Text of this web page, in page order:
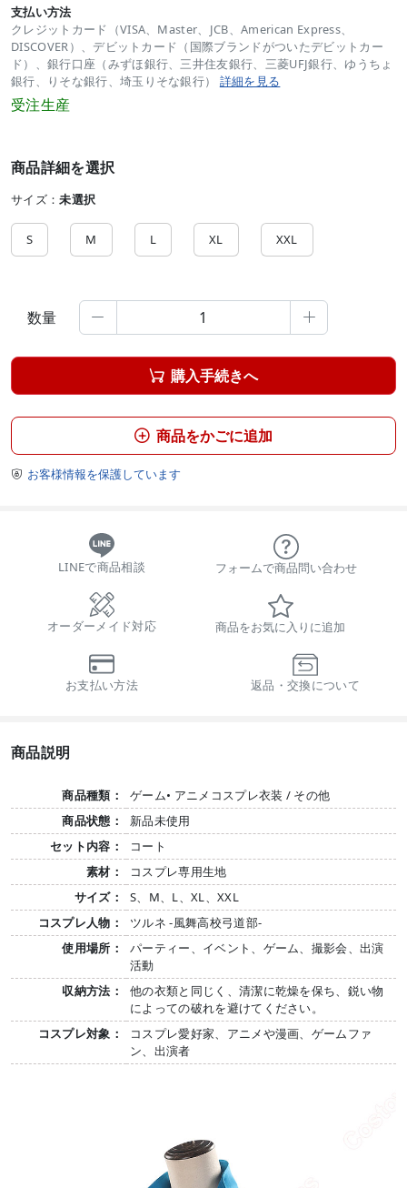
支払い方法
クレジットカード（VISA、Master、JCB、American Express、
DISCOVER）、デビットカード（国際ブランドがついたデビットカー
ド）、銀行口座（みずほ銀行、三井住友銀行、三菱UFJ銀行、ゆうちょ
銀行、りそな銀行、埼玉りそな銀行） 詳細を見る
受注生産
商品詳細を選択
サイズ：未選択
S M L XL XXL
数量  
 購入手続きへ
 商品をかごに追加
 お客様情報を保護しています
LINEで商品相談 フォームで商品問い合わせ
オーダーメイド対応 商品をお気に入りに追加
お支払い方法 返品・交換について
商品説明
商品種類：
ゲーム• アニメコスプレ衣装 / その他
商品状態：
新品未使用
セット内容：
コート
素材：
コスプレ専用生地
サイズ：
S、M、L、XL、XXL
コスプレ人物：
ツルネ -風舞高校弓道部-
使用場所：
パーティー、イベント、ゲーム、撮影会、出演
活動
収納方法：
他の衣類と同じく、清潔に乾燥を保ち、鋭い物
によっての破れを避けてください。
コスプレ対象：
コスプレ愛好家、アニメや漫画、ゲームファ
ン、出演者